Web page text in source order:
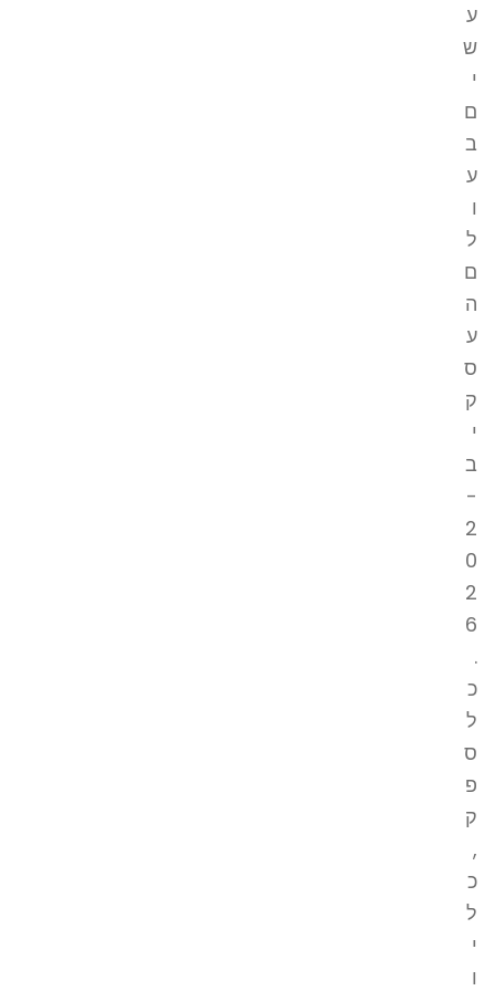
ע
ש
י
ם
ב
ע
ו
ל
ם
ה
ע
ס
ק
י
ב
-
2
0
2
6
.
כ
ל
ס
פ
ק
,
כ
ל
י
ו